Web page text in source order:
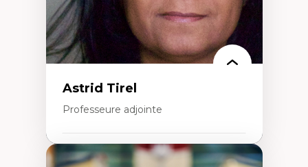
Intersectionnalité et réalités 2SLGBTQ+
Méthodes d’interventions et approches
antiraciste, décoloniale, anti-oppressive
Approche interculturelle critique
Pair-aidance, proche aidance, famille
choisie et soutien mutuel
familiale et interpersonnelle
Recherche participative avec, pour et avec
et centrée sur la primauté de la personne
Astrid Tirel
Professeure adjointe
Expertises